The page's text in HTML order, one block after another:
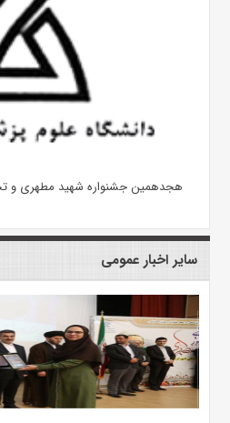
هجدهمین جشنواره شهید مطهری و
سایر اخبار عمومی